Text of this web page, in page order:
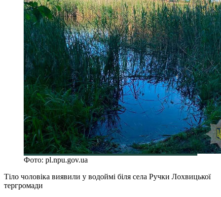
Фото: pl.npu.gov.ua
Тіло чоловіка виявили у водоймі біля села Ручки Лохвицької
тергромади